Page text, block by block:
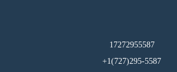
17272955587
295-5587(727)1+